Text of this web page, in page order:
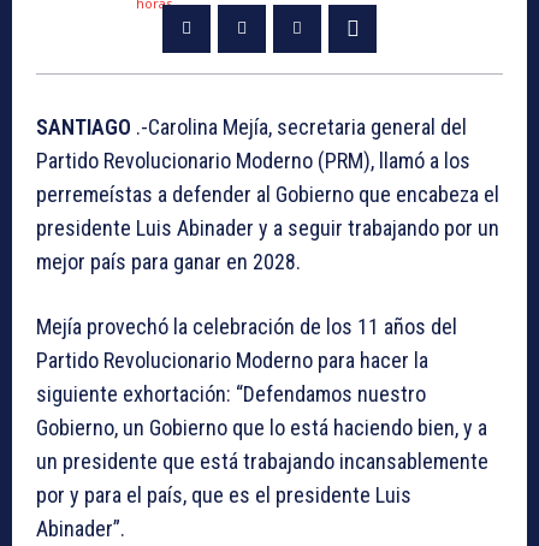
SANTIAGO .-Carolina Mejía, secretaria general del
Partido Revolucionario Moderno (PRM), llamó a los
perremeístas a defender al Gobierno que encabeza el
presidente Luis Abinader y a seguir trabajando por un
mejor país para ganar en 2028.
Mejía provechó la celebración de los 11 años del
Partido Revolucionario Moderno para hacer la
siguiente exhortación: “Defendamos nuestro
Gobierno, un Gobierno que lo está haciendo bien, y a
un presidente que está trabajando incansablemente
por y para el país, que es el presidente Luis
Abinader”.